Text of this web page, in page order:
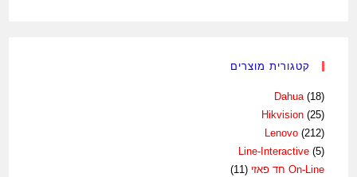
קטגורית מוצרים
Dahua (18)
Hikvision (25)
Lenovo (212)
Line-Interactive (5)
On-Line חד פאזי
(11)